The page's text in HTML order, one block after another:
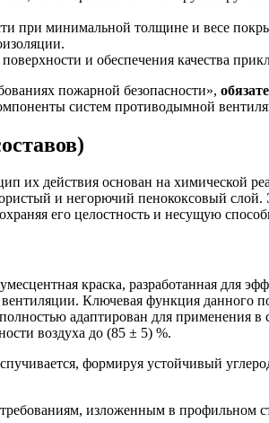
при минимальной толщине и весе
и обеспечения качества
пожарной безопасности»,
систем противодымной
их действия основан на химической
и негорючий пенококсовый слой.
его целостность и несущую
краска, разработанная для
Ключевая функция данного
адаптирован для применения
воздуха до (85 ± 5) %.
формируя устойчивый
изложенным в профильном